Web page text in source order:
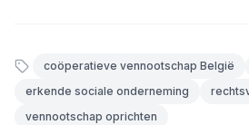
coöperatieve vennootschap België
erkende sociale onderneming
vennootschap oprichten